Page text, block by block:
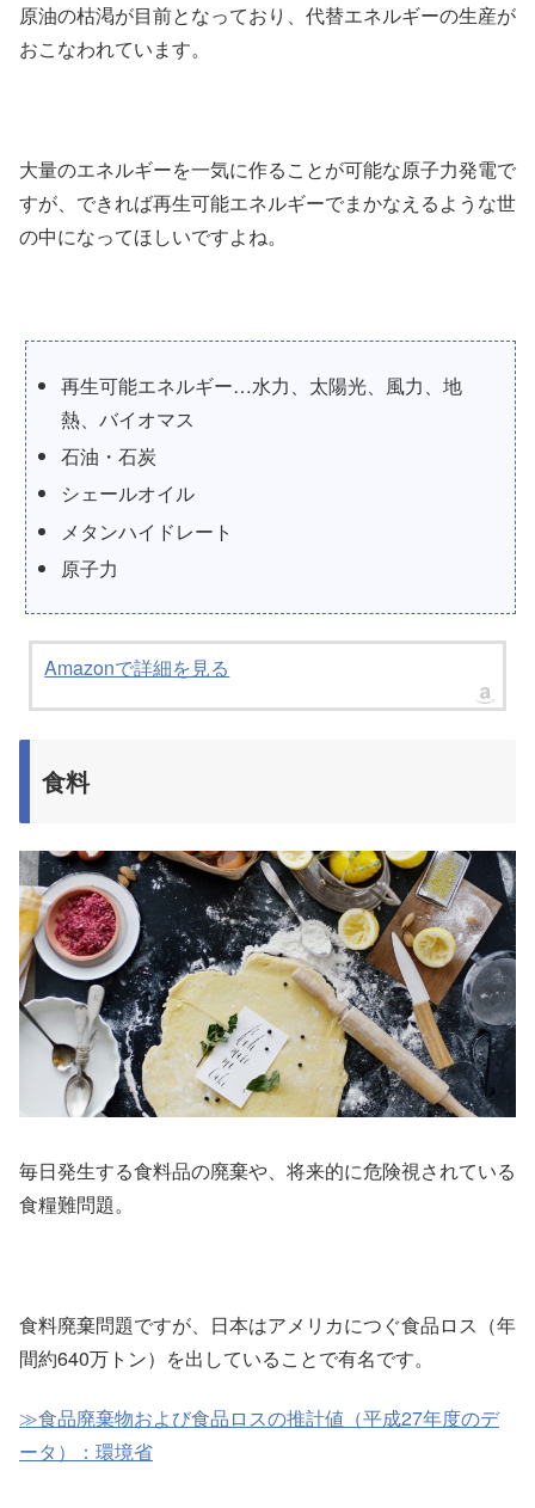
原油の枯渇が目前となっており、代替エネルギーの生産が
おこなわれています。
大量のエネルギーを一気に作ることが可能な原子力発電で
すが、できれば再生可能エネルギーでまかなえるような世
の中になってほしいですよね。
再生可能エネルギー…水力、太陽光、風力、地
熱、バイオマス
石油・石炭
シェールオイル
メタンハイドレート
原子力
Amazonで詳細を見る
食料
毎日発生する食料品の廃棄や、将来的に危険視されている
食糧難問題。
食料廃棄問題ですが、日本はアメリカにつぐ食品ロス（年
間約640万トン）を出していることで有名です。
≫食品廃棄物および食品ロスの推計値（平成27年度のデ
ータ）：環境省